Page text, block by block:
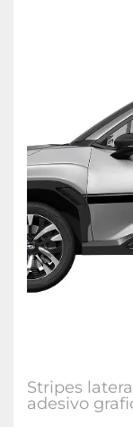
Stripes
adesivo